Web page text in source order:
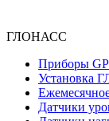
ГЛОНАСС
Приборы
Установка
Датчики